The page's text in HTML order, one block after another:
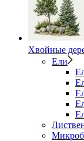
Хвойные
Ели